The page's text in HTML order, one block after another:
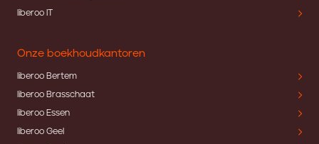
liberoo IT
Onze boekhoudkantoren
liberoo Bertem
liberoo Brasschaat
liberoo Essen
liberoo Geel